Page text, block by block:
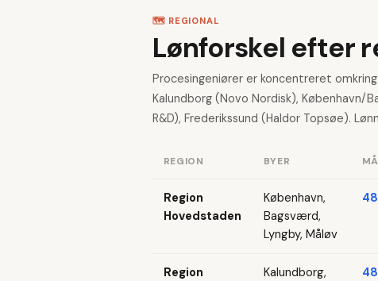
🗺️ REGIONAL
Lønforskel efter
Procesingeniører er koncentreret
Kalundborg (Novo Nordisk), København/
R&D), Frederikssund (Haldor Topsøe).
REGION BYER
Region
Hovedstaden
København,
Bagsværd,
Lyngby, Måløv
Region
Kalundborg,